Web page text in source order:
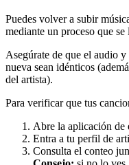
Puedes volver a subir
mediante un proceso que
Asegúrate de que el audio
nueva sean idénticos
del artista).
Para verificar que tus
Abre la aplicación de
Entra a tu perfil de
Consulta el conteo